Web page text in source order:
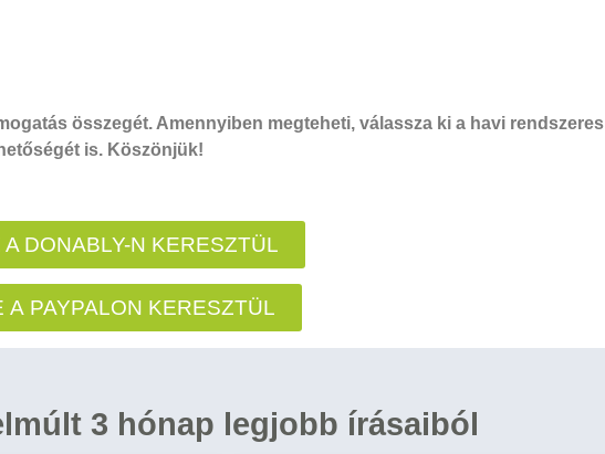
összegét. Amennyiben megteheti, válassza ki a havi rendszeres
is. Köszönjük!
DONABLY-N KERESZTÜL
PAYPALON KERESZTÜL
3 hónap legjobb írásaiból